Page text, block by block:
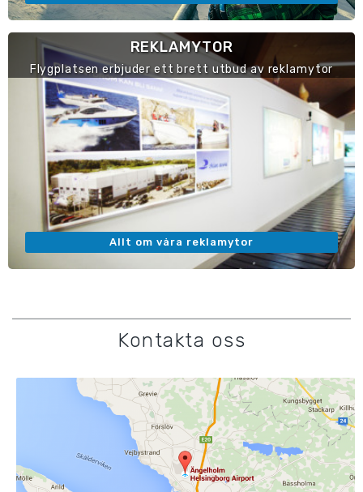
REKLAMYTOR
Flygplatsen erbjuder ett brett utbud av reklamytor
Allt om våra reklamytor
Kontakta oss